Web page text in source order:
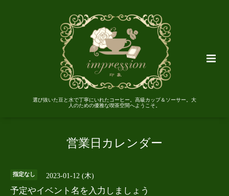
選び抜いた豆と水で丁寧にいれたコーヒー。高級カップ＆ソーサー。大
人のための優雅な喫茶空間へようこそ。
営業日カレンダー
指定なし 2023-01-12 (木)
予定やイベント名を入力しましょう